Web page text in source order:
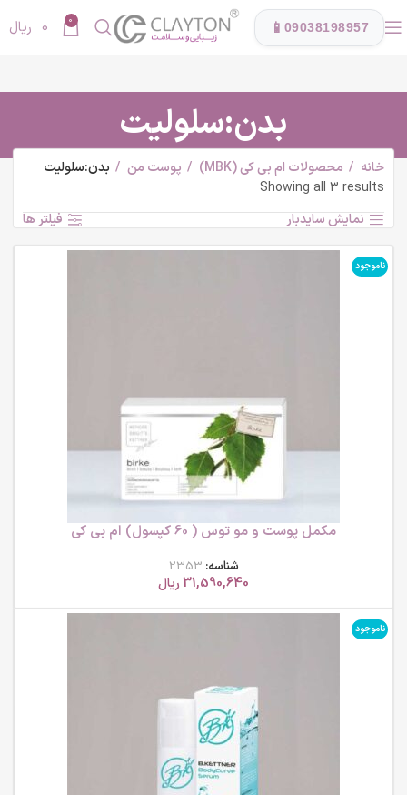
📱 09038198957
0
0 ریال
بدن:سلولیت
خانه محصولات ام بی کی (MBK) پوست من
بدن:سلولیت
Showing all 3 results
نمایش سایدبار
فیلتر ها
ناموجود
مکمل پوست و مو توس ( 60 کپسول) ام بی کی
شناسه: 2353
31,590,640 ریال
ناموجود